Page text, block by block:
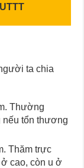
ta chia
Thường
nếu tổn thương
Thăm trực
cao, còn u ở